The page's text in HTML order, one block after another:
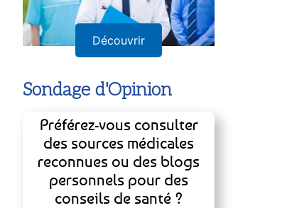
Découvrir
Sondage d'Opinion
Préférez-vous consulter
des sources médicales
reconnues ou des blogs
personnels pour des
conseils de santé ?